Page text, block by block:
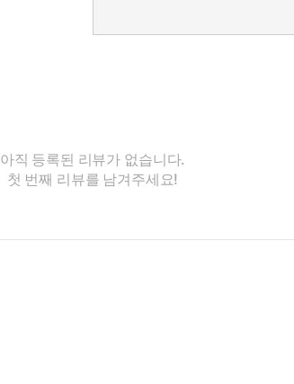
아직 등록된 리뷰가 없습니다.
첫 번째 리뷰를 남겨주세요!